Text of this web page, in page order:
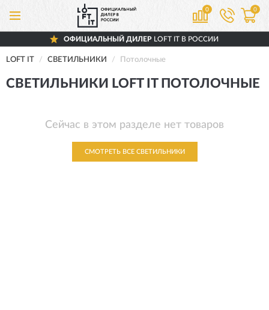
0 0
ОФИЦИАЛЬНЫЙ ДИЛЕРLOFT IT В РОССИИ
LOFT IT СВЕТИЛЬНИКИ Потолочные
СВЕТИЛЬНИКИ LOFT IT ПОТОЛОЧНЫЕ
Сейчас в этом разделе нет товаров
СМОТРЕТЬ ВСЕ СВЕТИЛЬНИКИ